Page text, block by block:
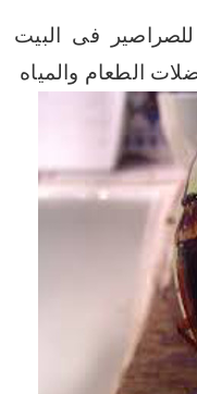
للصراصير فى البيت
الطعام والمياه